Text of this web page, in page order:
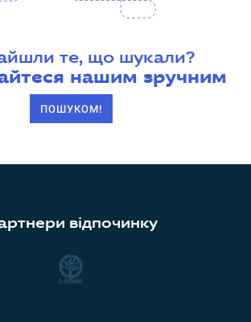
те, що шукали?
нашим зручним
ПОШУКОМ!
відпочинку